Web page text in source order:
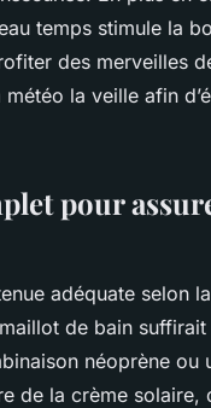
temps stimule la
des merveilles
la veille afin
pour
adéquate selon
de bain
néoprène ou
de la crème solaire,